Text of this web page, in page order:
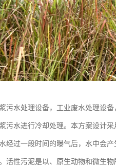
污水处理设备，工业废水处理设
污水进行冷却处理。本方案设计采
经过一段时间的曝气后，水中会
活性污泥是以、原生动物和微生